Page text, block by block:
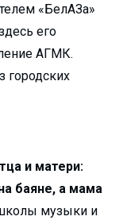
«БелАЗа»
его
АГМК.
городских
и матери:
баяне, а мама
музыки и